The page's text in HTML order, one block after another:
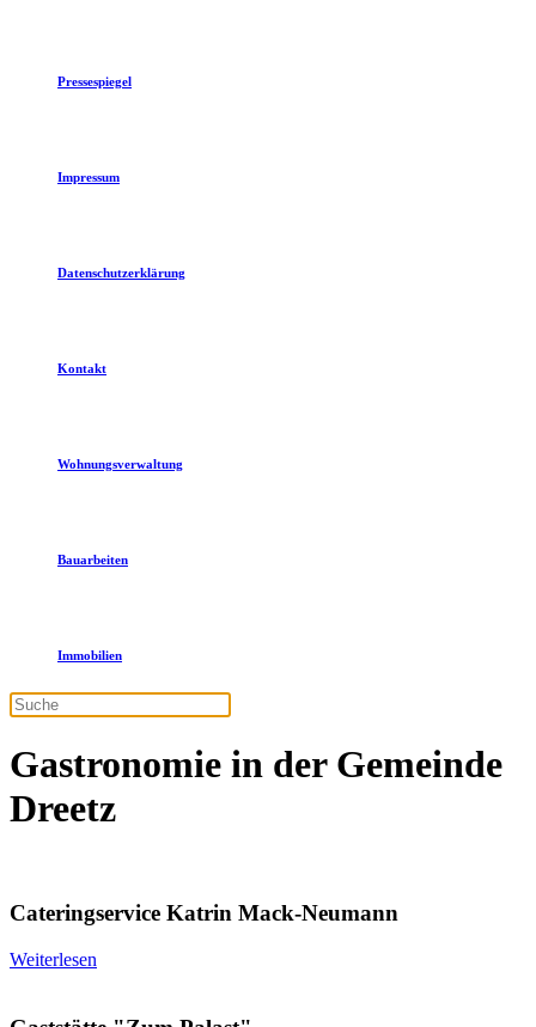
Pressespiegel
Impressum
Datenschutzerklärung
Kontakt
Wohnungsverwaltung
Bauarbeiten
Immobilien
Gastronomie in der Gemeinde
Dreetz
Cateringservice Katrin Mack-Neumann
Weiterlesen